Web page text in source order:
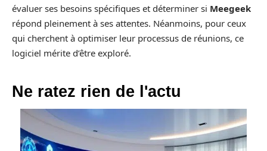
évaluer ses besoins spécifiques et déterminer si Meegeek
répond pleinement à ses attentes. Néanmoins, pour ceux
qui cherchent à optimiser leur processus de réunions, ce
logiciel mérite d’être exploré.
Ne ratez rien de l'actu